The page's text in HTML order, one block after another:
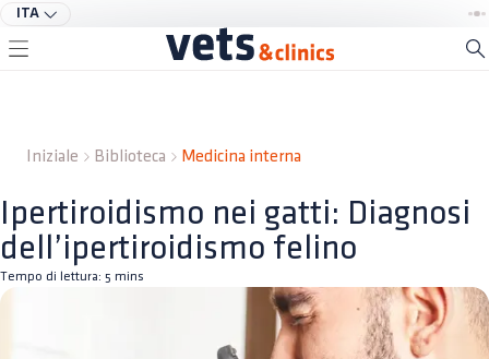
ITA
Iniziale Biblioteca Medicina interna
Ipertiroidismo nei gatti: Diagnosi
dell’ipertiroidismo felino
Tempo di lettura: 5 mins